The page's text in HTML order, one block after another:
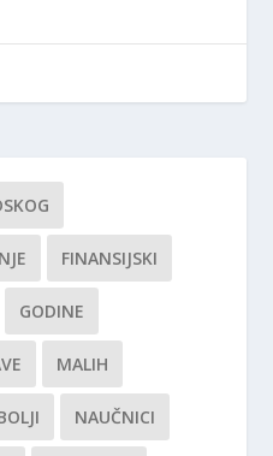
FINANSIJSKI
GODINE
MALIH
NAUČNICI